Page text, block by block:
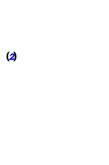
(
2
)